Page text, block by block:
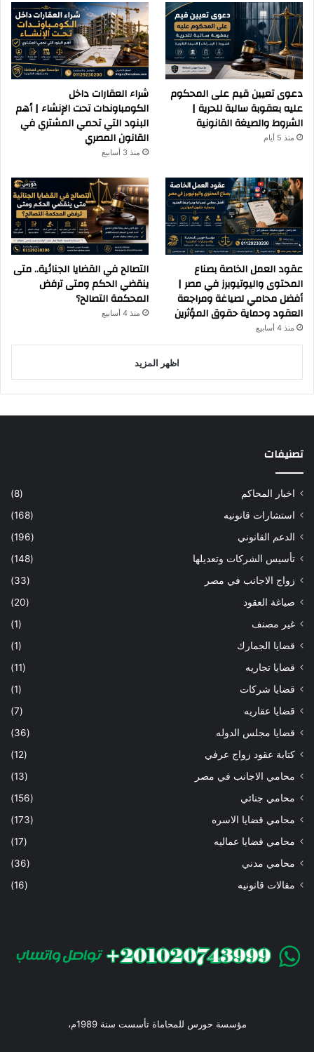
دعوى تعيين قيم على المحكوم
عليه بعقوبة سالبة للحرية |
الشروط والصيغة القانونية
منذ 5 أيام
شراء العقارات داخل
الكومباوندات تحت الإنشاء | أهم
البنود التي تحمي المشتري في
القانون المصري
منذ 3 أسابيع
عقود العمل الخاصة بصناع
المحتوى واليوتيوبرز في مصر |
أفضل محامي لصياغة ومراجعة
العقود وحماية حقوق المؤثرين
منذ 4 أسابيع
التصالح في القضايا الجنائية.. متى
ينقضي الحكم ومتى ترفض
المحكمة التصالح؟
منذ 4 أسابيع
اظهر المزيد
تصنيفات
اخبار المحاكم
(8)
استشارات قانونيه
(168)
الدعم القانوني
(196)
تأسيس الشركات وتعديلها
(148)
زواج الاجانب في مصر
(33)
صياغة العقود
(20)
غير مصنف
(1)
قضايا الجمارك
(1)
قضايا تجاريه
(11)
قضايا شركات
(1)
قضايا عقاريه
(7)
قضايا مجلس الدوله
(36)
كتابة عقود زواج عرفي
(12)
محامي الاجانب في مصر
(13)
محامي جنائي
(156)
محامي قضايا الاسره
(173)
محامي قضايا عماليه
(17)
محامي مدني
(36)
مقالات قانونيه
(16)
مؤسسة حورس للمحاماة تأسست سنة 1989م،